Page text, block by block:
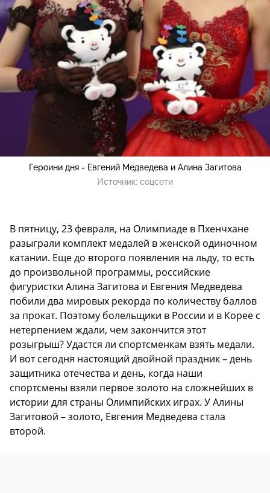
Героини дня - Евгений Медведева и Алина Загитова
Источник: соцсети
В пятницу, 23 февраля, на Олимпиаде в Пхенчхане
разыграли комплект медалей в женской одиночном
катании. Еще до второго появления на льду, то есть
до произвольной программы, российские
фигуристки Алина Загитова и Евгения Медведева
побили два мировых рекорда по количеству баллов
за прокат. Поэтому болельщики в России и в Корее с
нетерпением ждали, чем закончится этот
розыгрыш? Удастся ли спортсменкам взять медали.
И вот сегодня настоящий двойной праздник – день
защитника отечества и день, когда наши
спортсмены взяли первое золото на сложнейших в
истории для страны Олимпийских играх. У Алины
Загитовой – золото, Евгения Медведева стала
второй.